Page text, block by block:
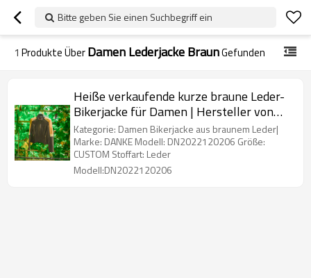
Bitte geben Sie einen Suchbegriff ein
1 Produkte ÜberDamen Lederjacke BraunGefunden
Heiße verkaufende kurze braune Leder-
Bikerjacke für Damen | Hersteller von
hochwertigen Lederjacken
Kategorie: Damen Bikerjacke aus braunem Leder|
Marke: DANKE Modell: DN2022120206 Größe:
CUSTOM Stoffart: Leder
Modell:DN2022120206